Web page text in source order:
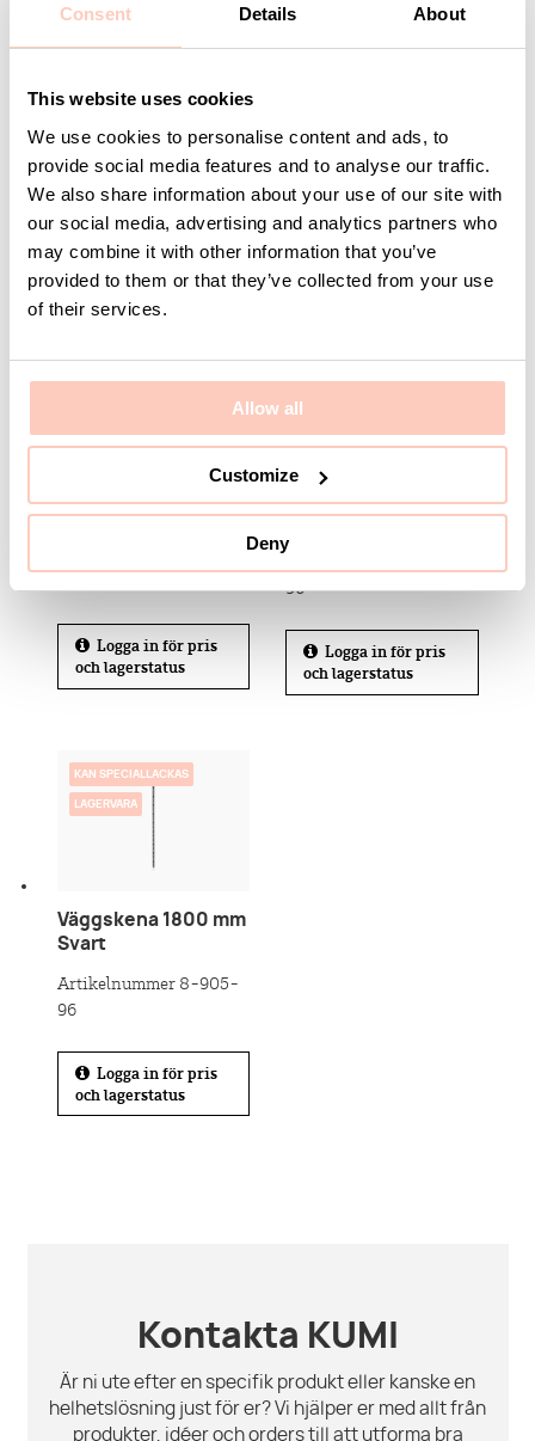
Consent Details About
This website uses cookies
We use cookies to personalise content and ads, to
provide social media features and to analyse our traffic.
We also share information about your use of our site with
our social media, advertising and analytics partners who
may combine it with other information that you’ve
provided to them or that they’ve collected from your use
of their services.
Allow all
Customize
Deny
97
och lagerstatus
96
Passar med
Hyllplan
Logga in för pris
och lagerstatus
LAGERVARA
Bärlist 2800 mm
96
Logga in för pris
och lagerstatus
KAN SPECIALLACKAS
LAGERVARA
Väggskena 1800 mm
Svart
Artikelnummer 8-905-
96
Logga in för pris
och lagerstatus
Kontakta KUMI
Är ni ute efter en specifik produkt eller kanske en
helhetslösning just för er? Vi hjälper er med allt från
produkter, idéer och orders till att utforma bra